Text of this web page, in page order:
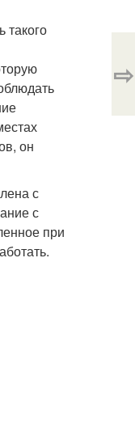
такого
он
с
с
при
⇨